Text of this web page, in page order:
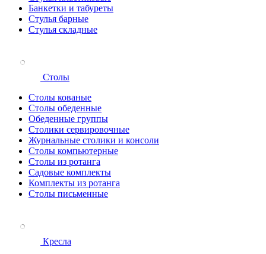
Банкетки и табуреты
Стулья барные
Стулья складные
Столы
Столы кованые
Столы обеденные
Обеденные группы
Столики сервировочные
Журнальные столики и консоли
Столы компьютерные
Столы из ротанга
Садовые комплекты
Комплекты из ротанга
Столы письменные
Кресла